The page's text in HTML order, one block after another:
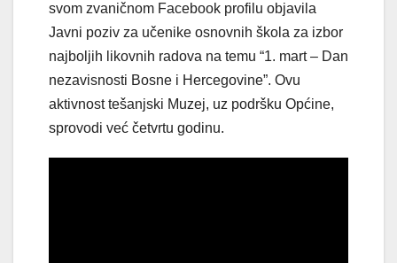
svom zvaničnom Facebook profilu objavila
Javni poziv za učenike osnovnih škola za izbor
najboljih likovnih radova na temu “1. mart – Dan
nezavisnosti Bosne i Hercegovine”. Ovu
aktivnost tešanjski Muzej, uz podršku Općine,
sprovodi već četvrtu godinu.